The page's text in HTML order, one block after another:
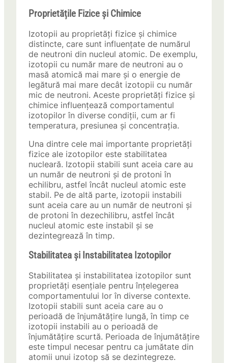
Proprietățile Fizice și Chimice
Izotopii au proprietăți fizice și chimice
distincte, care sunt influențate de numărul
de neutroni din nucleul atomic. De exemplu,
izotopii cu număr mare de neutroni au o
masă atomică mai mare și o energie de
legătură mai mare decât izotopii cu număr
mic de neutroni. Aceste proprietăți fizice și
chimice influențează comportamentul
izotopilor în diverse condiții, cum ar fi
temperatura, presiunea și concentrația.
Una dintre cele mai importante proprietăți
fizice ale izotopilor este stabilitatea
nucleară. Izotopii stabili sunt aceia care au
un număr de neutroni și de protoni în
echilibru, astfel încât nucleul atomic este
stabil. Pe de altă parte, izotopii instabili
sunt aceia care au un număr de neutroni și
de protoni în dezechilibru, astfel încât
nucleul atomic este instabil și se
dezintegrează în timp.
Stabilitatea și Instabilitatea Izotopilor
Stabilitatea și instabilitatea izotopilor sunt
proprietăți esențiale pentru înțelegerea
comportamentului lor în diverse contexte.
Izotopii stabili sunt aceia care au o
perioadă de înjumătățire lungă, în timp ce
izotopii instabili au o perioadă de
înjumătățire scurtă. Perioada de înjumătățire
este timpul necesar pentru ca jumătate din
atomii unui izotop să se dezintegreze.